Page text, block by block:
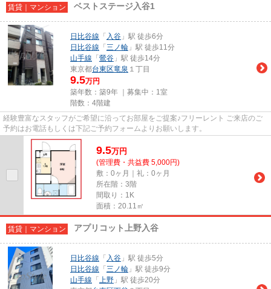
賃貸｜マンション ベストステージ入谷1
日比谷線 「 入谷 」駅 徒歩6分
日比谷線 「 三ノ輪 」駅 徒歩11分
山手線 「 鶯谷 」駅 徒歩14分
東京都台東区竜泉 １丁目
9.5万円
築年数：築9年 ｜募集中： 1室
階数：4階建
経験豊富なスタッフがご希望に沿ってお部屋をご提案♪フリーレント ご来店のご
予約はお電話もしくは下記ご予約フォームよりお願いします。
9.5万円
(管理費・共益費 5,000円)
敷：0ヶ月｜礼：0ヶ月
所在階：3階
間取り：1K
面積：20.11㎡
賃貸｜マンション アプリコット上野入谷
日比谷線 「 入谷 」駅 徒歩5分
日比谷線 「 三ノ輪 」駅 徒歩9分
山手線 「 上野 」駅 徒歩20分